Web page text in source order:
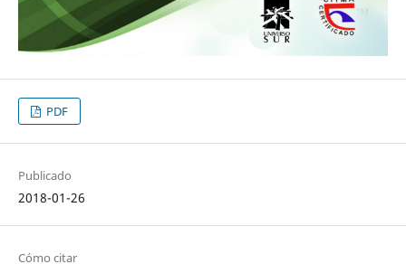
PDF
Publicado
2018-01-26
Cómo citar